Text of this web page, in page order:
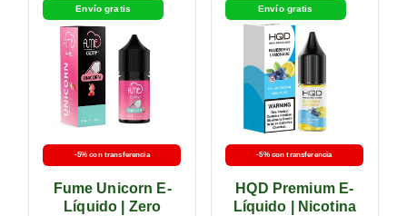
Envío gratis
-5% con transferencia
Fume Unicorn E-
Líquido | Zero
Envío gratis
-5% con transferencia
HQD Premium E-
Líquido | Nicotina